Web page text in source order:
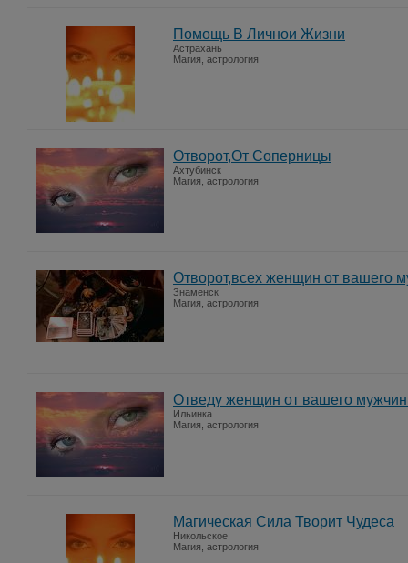
Помощь В Личнои Жизни
Астрахань
Магия, астрология
Отворот,От Соперницы
Ахтубинск
Магия, астрология
Отворот,всех женщин от вашего
Знаменск
Магия, астрология
Отведу женщин от вашего
Ильинка
Магия, астрология
Магическая Сила Творит Чудеса
Никольское
Магия, астрология